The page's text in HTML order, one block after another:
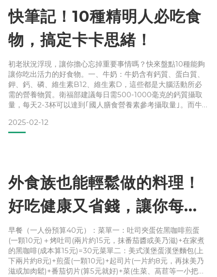
快筆記！10種精明人必吃食
物，搞定卡卡思緒！
初老狀況浮現，讓你擔心忘掉重要事情嗎？快來盤點10種能夠
讓你吃出活力的好食物。一、牛奶：牛奶含有鈣質、蛋白質、
鉀、鈣、磷、維生素B12、維生素D，這些都是大腦活動所必
需的營養物質。衛福部建議每日需500-1000毫克的鈣質攝取
量，每天2-3杯可以達到｢國人膳食營養素參考攝取量｣。而牛
然助眠劑，能夠安定神經幫助入睡。 二、橄欖油：我們都知道
脂肪吃多了不好，但人體又很需要必需脂肪酸來維持健康，因
2025-02-12
外食族也能輕鬆做的料理！
好吃健康又省錢，讓你每個
月多存2070元！
早餐（一人份預算40元）：菜單一：吐司夾蛋佐黑咖啡煎蛋
(一顆10元)＋烤吐司(兩片約15元，抹番茄醬或美乃滋)+在家煮
的黑咖啡(成本算15元)=30元菜單二：美式漢堡蛋漢堡麵包(上
下兩片約8元)+煎蛋(一顆10元)+起司片(一片約8元，再抹美乃
滋或加肉鬆)+番茄切片(算5元就好)+菜(生菜、萵苣等一小把算